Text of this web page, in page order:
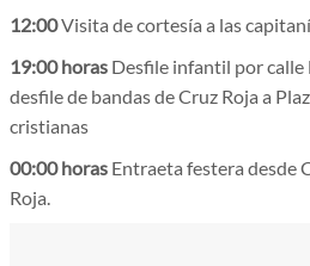
12:00Visita de cortesía a las
19:00 horasDesfile infantil por calle
desfile de bandas de Cruz Roja a
cristianas
00:00 horasEntraeta festera desde
Roja.